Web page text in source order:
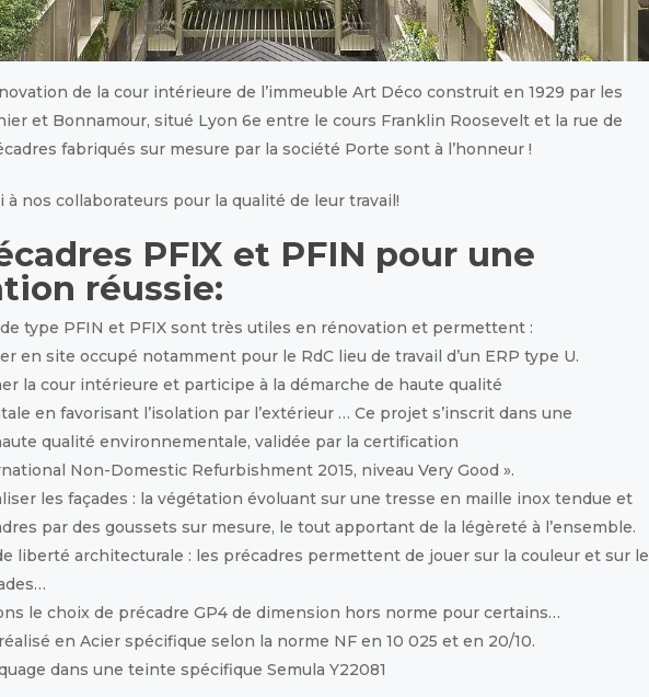
de la cour intérieure de l’immeuble Art Déco construit en 1929 par les
et Bonnamour, situé Lyon 6e entre le cours Franklin Roosevelt et la rue de
fabriqués sur mesure par la société Porte sont à l’honneur !
à nos collaborateurs pour la qualité de leur travail!
PFIX et PFIN pour une
réussie:
type PFIN et PFIX sont très utiles en rénovation et permettent :
site occupé notamment pour le RdC lieu de travail d’un ERP type U.
cour intérieure et participe à la démarche de haute qualité
en favorisant l’isolation par l’extérieur … Ce projet s’inscrit dans une
qualité environnementale, validée par la certification
Non-Domestic Refurbishment 2015, niveau Very Good ».
les façades : la végétation évoluant sur une tresse en maille inox tendue et
par des goussets sur mesure, le tout apportant de la légèreté à l’ensemble.
architecturale : les précadres permettent de jouer sur la couleur et sur le
le choix de précadre GP4 de dimension hors norme pour certains…
en Acier spécifique selon la norme NF en 10 025 et en 20/10.
dans une teinte spécifique Semula Y22081